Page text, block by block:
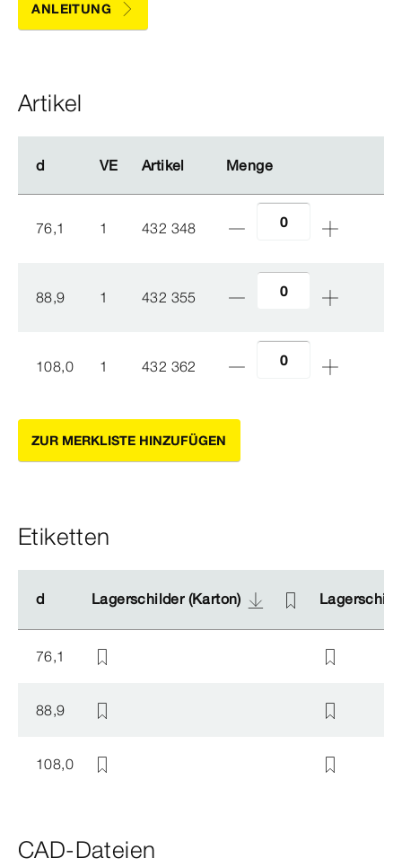
ANLEITUNG
Artikel
d VE Artikel Menge
d VE Artikel Menge
76,1 1 432 348
88,9 1 432 355
108,0 1 432 362
ZUR MERKLISTE HINZUFÜGEN
Etiketten
d Lagerschilder (Karton)
d Lagerschilder (Karton)
76,1
88,9
108,0
CAD-Dateien